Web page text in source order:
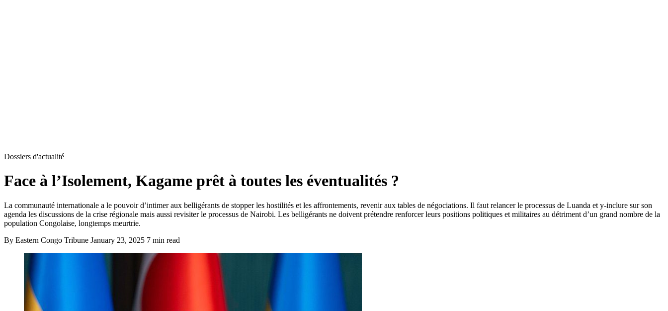
Dossiers d'actualité
Face à l’Isolement, Kagame prêt à toutes les éventualités ?
La communauté internationale a le pouvoir d’intimer aux belligérants de stopper les hostilités et les affrontements, revenir aux tables de négociations. Il faut relancer le processus de Luanda et y-inclure sur son
agenda les discussions de la crise régionale mais aussi revisiter le processus de Nairobi. Les belligérants ne doivent prétendre renforcer leurs positions politiques et militaires au détriment d’un grand nombre de la
population Congolaise, longtemps meurtrie.
By Eastern Congo Tribune January 23, 2025 7 min read